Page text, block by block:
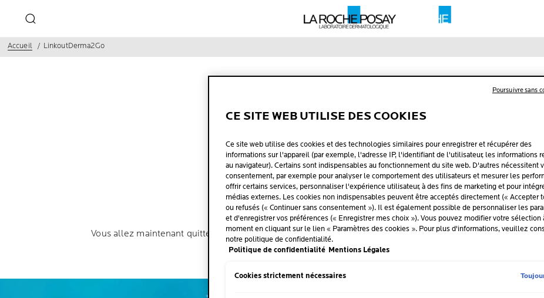
Accueil LinkoutDerma2Go
Redirection dans 5 secondes
Vous allez maintenant quitter larocheposay.ch. Veuillez noter que vous serez redirigé vers un site web dont
contenu et auquel notre politique de confidentialité ne s'applique pas.
CE SITE WEB UTILISE DES COOKIES
Ce site web utilise des cookies et des technologies similaires pour enregistrer et récupérer des
informations sur l'appareil (par exemple, l'adresse IP, l'identifiant de l'utilisateur, les informations
au navigateur). Certains sont indispensables au fonctionnement du site web. D'autres nécessitent
consentement, par exemple pour analyser le comportement des utilisateurs et mesurer les
offrir certains services, personnaliser l'expérience utilisateur, à des fins de marketing et pour
médias externes. Les cookies non indispensables peuvent être acceptés directement (« Accepter
ou refusés (« Continuer sans consentement »). Il est également possible de personnaliser les
et d'enregistrer vos préférences (« Enregistrer mes choix »). Vous pouvez modifier votre sélection
moment en cliquant sur le lien « Paramètres des cookies ». Pour plus d'informations, veuillez
notre politique de confidentialité.
Politique de confidentialité Mentions Légales
Cookies strictement nécessaires
Poursuivre sans